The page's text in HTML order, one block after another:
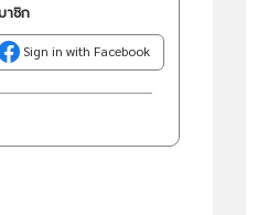
าชิก
Sign in with Facebook